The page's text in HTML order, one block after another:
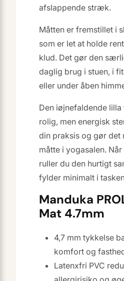
afslappende stræk.
Måtten er fremstillet i
som er let at holde
klud. Det gør den
daglig brug i stuen, i
eller under åben
Den iøjnefaldende
rolig, men energisk
din praksis og gør det
måtte i yogasalen.
ruller du den hurtigt
fylder minimalt i
Manduka
Mat 4.7mm
4,7 mm tykkelse
komfort og
Latenxfri PVC